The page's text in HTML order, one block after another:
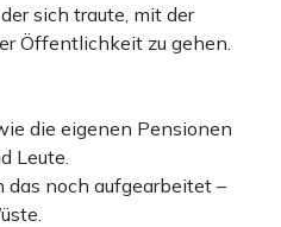
sich traute, mit der
Öffentlichkeit zu gehen.
die eigenen Pensionen
Leute.
das noch aufgearbeitet –